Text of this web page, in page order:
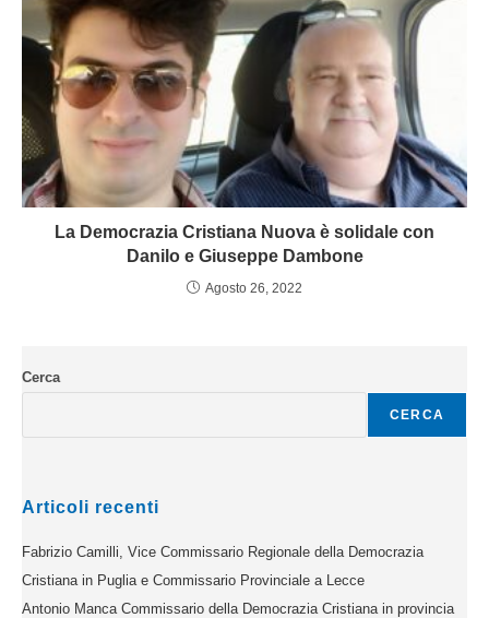
La Democrazia Cristiana Nuova è solidale con
Danilo e Giuseppe Dambone
Agosto 26, 2022
Cerca
CERCA
Articoli recenti
Fabrizio Camilli, Vice Commissario Regionale della Democrazia
Cristiana in Puglia e Commissario Provinciale a Lecce
Antonio Manca Commissario della Democrazia Cristiana in provincia